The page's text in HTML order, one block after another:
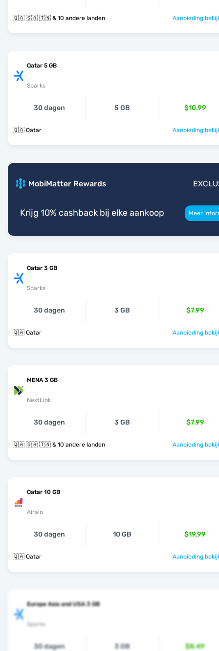
🇶🇦 🇸🇦 🇹🇳 & 10 andere landen Aanbieding
Qatar 5 GB
Sparks
30 dagen 5 GB $10.99
🇶🇦 Qatar Aanbieding
MobiMatter Rewards
Krijg 10% cashback bij elke aankoop Meer
Qatar 3 GB
Sparks
30 dagen 3 GB $7.99
🇶🇦 Qatar Aanbieding
MENA 3 GB
NextLink
30 dagen 3 GB $7.99
🇶🇦 🇸🇦 🇹🇳 & 10 andere landen Aanbieding
Qatar 10 GB
Airalo
30 dagen 10 GB $19.99
🇶🇦 Qatar Aanbieding
Europe Asia and USA 3 GB
Sparks
30 dagen 3 GB $8.49